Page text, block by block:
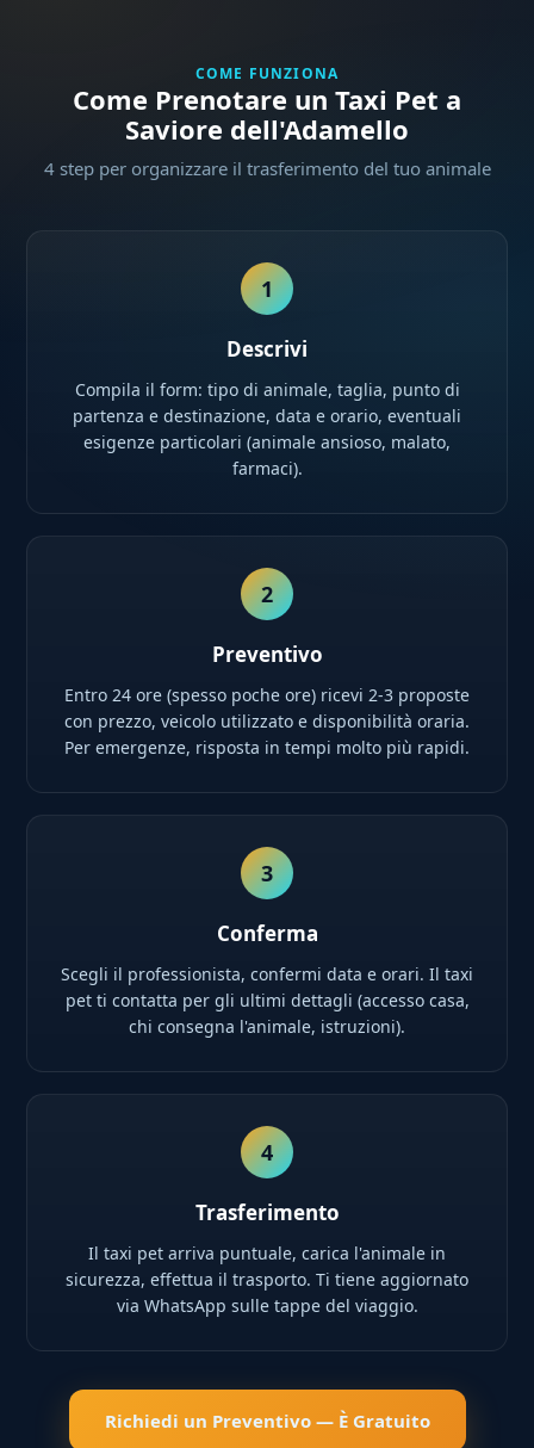
COME FUNZIONA
Come Prenotare un Taxi Pet a
Saviore dell'Adamello
4 step per organizzare il trasferimento del tuo animale
1
Descrivi
Compila il form: tipo di animale, taglia, punto di
partenza e destinazione, data e orario, eventuali
esigenze particolari (animale ansioso, malato,
farmaci).
2
Preventivo
Entro 24 ore (spesso poche ore) ricevi 2-3 proposte
con prezzo, veicolo utilizzato e disponibilità oraria.
Per emergenze, risposta in tempi molto più rapidi.
3
Conferma
Scegli il professionista, confermi data e orari. Il taxi
pet ti contatta per gli ultimi dettagli (accesso casa,
chi consegna l'animale, istruzioni).
4
Trasferimento
Il taxi pet arriva puntuale, carica l'animale in
sicurezza, effettua il trasporto. Ti tiene aggiornato
via WhatsApp sulle tappe del viaggio.
Richiedi un Preventivo — È Gratuito